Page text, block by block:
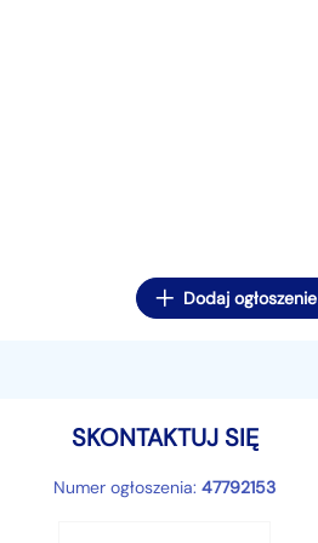
Dodaj ogłoszenie
SKONTAKTUJ SIĘ
Numer ogłoszenia:47792153